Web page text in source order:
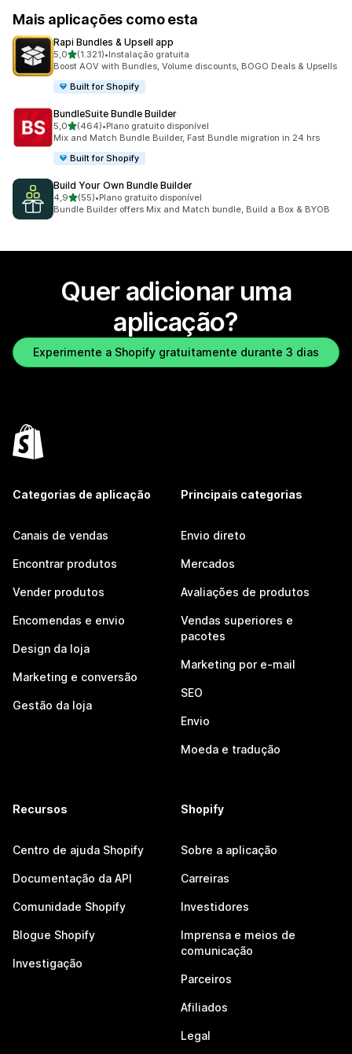
Mais aplicações como esta
Rapi Bundles & Upsell app
5,0de 5 estrelas
(1.321)
1321 total de avaliações
•Instalação gratuita
Boost AOV with Bundles, Volume discounts, BOGO Deals & Upsells
Built for Shopify
BundleSuite Bundle Builder
5,0de 5 estrelas
(464)
464 total de avaliações
•Plano gratuito disponível
Mix and Match Bundle Builder, Fast Bundle migration in 24 hrs
Built for Shopify
Build Your Own Bundle Builder
4,9de 5 estrelas
(55)
55 total de avaliações
•Plano gratuito disponível
Bundle Builder offers Mix and Match bundle, Build a Box & BYOB
Quer adicionar uma
aplicação?
Experimente a Shopify gratuitamente durante 3 dias
Categorias de aplicação
Canais de vendas
Encontrar produtos
Vender produtos
Encomendas e envio
Design da loja
Marketing e conversão
Gestão da loja
Principais categorias
Envio direto
Mercados
Avaliações de produtos
Vendas superiores e
pacotes
Marketing por e-mail
SEO
Envio
Moeda e tradução
Recursos
Centro de ajuda Shopify
Documentação da API
Comunidade Shopify
Blogue Shopify
Investigação
Shopify
Sobre a aplicação
Carreiras
Investidores
Imprensa e meios de
comunicação
Parceiros
Afiliados
Legal